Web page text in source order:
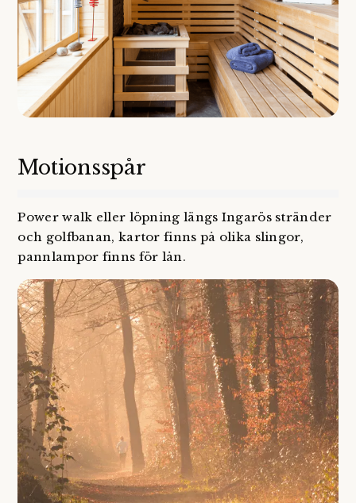
Motionsspår
Power walk eller löpning längs Ingarös stränder
och golfbanan, kartor finns på olika slingor,
pannlampor finns för lån.